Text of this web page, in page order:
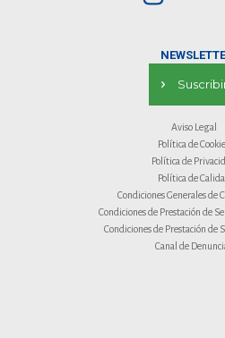
Aviso Legal
Política de
Política de
Política de
Condiciones Generales de
Condiciones de Prestación de
Condiciones de Prestación de
Canal de